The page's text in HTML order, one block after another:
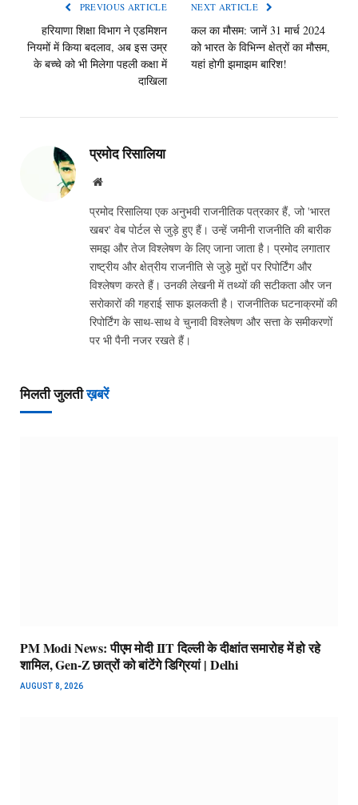
PREVIOUS ARTICLE
हरियाणा शिक्षा विभाग ने एडमिशन
नियमों में किया बदलाव, अब इस उम्र
के बच्चे को भी मिलेगा पहली कक्षा में
दाखिला
NEXT ARTICLE
कल का मौसम: जानें 31 मार्च 2024
को भारत के विभिन्न क्षेत्रों का मौसम,
यहां होगी झमाझम बारिश!
प्रमोद रिसालिया
Website
प्रमोद रिसालिया एक अनुभवी राजनीतिक पत्रकार हैं, जो 'भारत
खबर' वेब पोर्टल से जुड़े हुए हैं। उन्हें जमीनी राजनीति की बारीक
समझ और तेज विश्लेषण के लिए जाना जाता है। प्रमोद लगातार
राष्ट्रीय और क्षेत्रीय राजनीति से जुड़े मुद्दों पर रिपोर्टिंग और
विश्लेषण करते हैं। उनकी लेखनी में तथ्यों की सटीकता और जन
सरोकारों की गहराई साफ झलकती है। राजनीतिक घटनाक्रमों की
रिपोर्टिंग के साथ-साथ वे चुनावी विश्लेषण और सत्ता के समीकरणों
पर भी पैनी नजर रखते हैं।
मिलती जुलतीख़बरें
PM Modi News: पीएम मोदी IIT दिल्ली के दीक्षांत समारोह में हो रहे
शामिल, Gen-Z छात्रों को बांटेंगे डिग्रियां | Delhi
AUGUST 8, 2026